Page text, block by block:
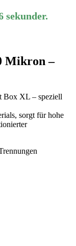
sekunder.
Mikron –
Box XL – speziell
sorgt für hohe